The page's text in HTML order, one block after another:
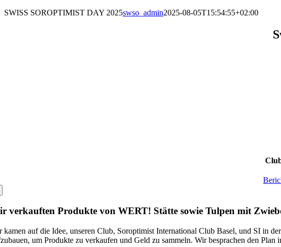
SWISS SOROPTIMIST DAY 2025swso_admin2025-08-05T15:54:55+02:00
verkauften Produkte von WERT! Stätte sowie Tulpen mit
kamen auf die Idee, unseren Club, Soroptimist International Club Basel, und SI in
um Produkte zu verkaufen und Geld zu sammeln. Wir besprachen den